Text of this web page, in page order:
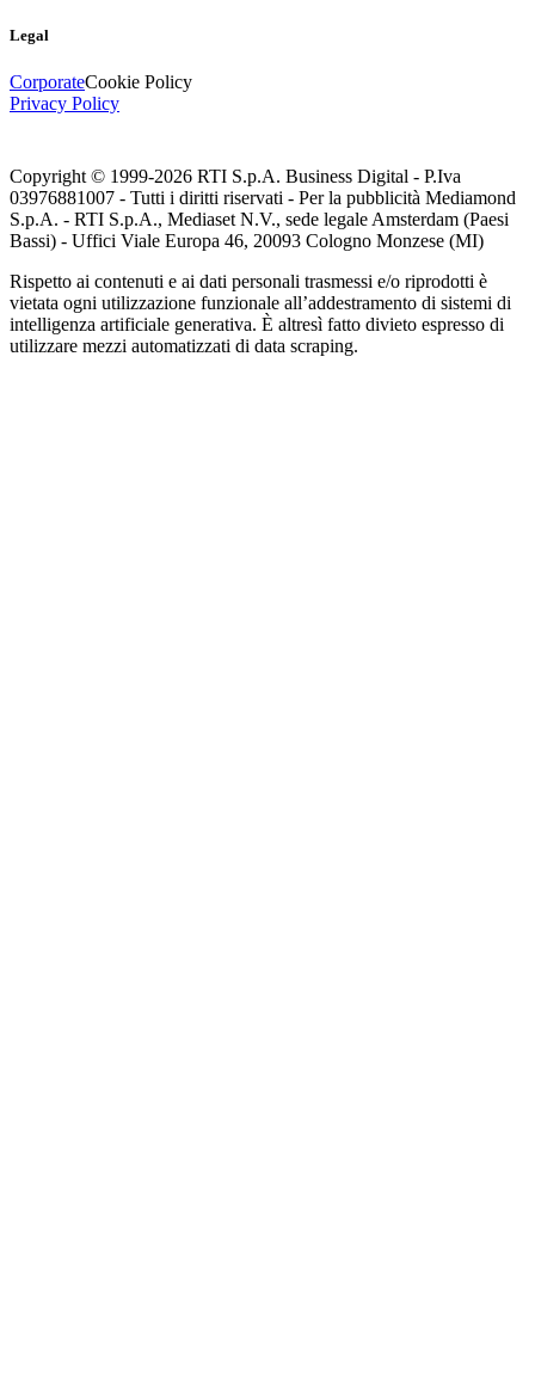
Legal
CorporateCookie Policy
Privacy Policy
Copyright © 1999-2026 RTI S.p.A. Business Digital - P.Iva
03976881007 - Tutti i diritti riservati - Per la pubblicità Mediamond
S.p.A. - RTI S.p.A., Mediaset N.V., sede legale Amsterdam (Paesi
Bassi) - Uffici Viale Europa 46, 20093 Cologno Monzese (MI)
Rispetto ai contenuti e ai dati personali trasmessi e/o riprodotti è
vietata ogni utilizzazione funzionale all’addestramento di sistemi di
intelligenza artificiale generativa. È altresì fatto divieto espresso di
utilizzare mezzi automatizzati di data scraping.